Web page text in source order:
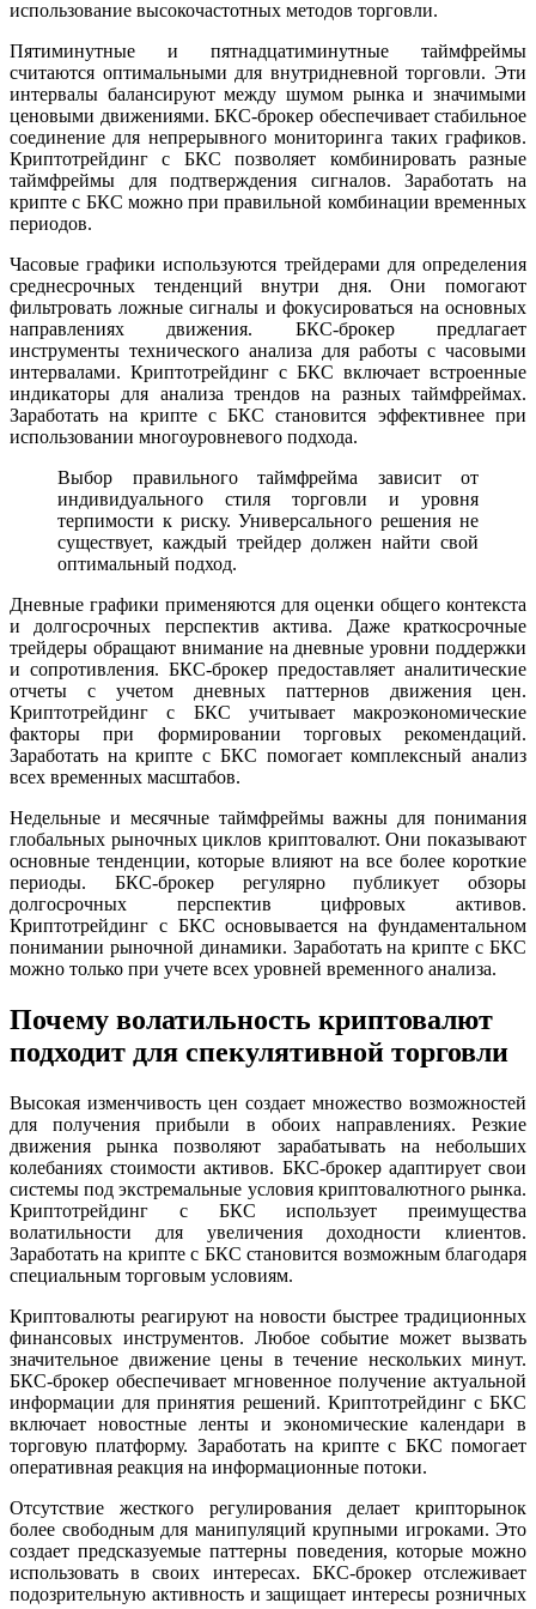
использование высокочастотных методов торговли.
Пятиминутные и пятнадцатиминутные таймфреймы
считаются оптимальными для внутридневной торговли. Эти
интервалы балансируют между шумом рынка и значимыми
ценовыми движениями. БКС-брокер обеспечивает стабильное
соединение для непрерывного мониторинга таких графиков.
Криптотрейдинг с БКС позволяет комбинировать разные
таймфреймы для подтверждения сигналов. Заработать на
крипте с БКС можно при правильной комбинации временных
периодов.
Часовые графики используются трейдерами для определения
среднесрочных тенденций внутри дня. Они помогают
фильтровать ложные сигналы и фокусироваться на основных
направлениях движения. БКС-брокер предлагает
инструменты технического анализа для работы с часовыми
интервалами. Криптотрейдинг с БКС включает встроенные
индикаторы для анализа трендов на разных таймфреймах.
Заработать на крипте с БКС становится эффективнее при
использовании многоуровневого подхода.
Выбор правильного таймфрейма зависит от
индивидуального стиля торговли и уровня
терпимости к риску. Универсального решения не
существует, каждый трейдер должен найти свой
оптимальный подход.
Дневные графики применяются для оценки общего контекста
и долгосрочных перспектив актива. Даже краткосрочные
трейдеры обращают внимание на дневные уровни поддержки
и сопротивления. БКС-брокер предоставляет аналитические
отчеты с учетом дневных паттернов движения цен.
Криптотрейдинг с БКС учитывает макроэкономические
факторы при формировании торговых рекомендаций.
Заработать на крипте с БКС помогает комплексный анализ
всех временных масштабов.
Недельные и месячные таймфреймы важны для понимания
глобальных рыночных циклов криптовалют. Они показывают
основные тенденции, которые влияют на все более короткие
периоды. БКС-брокер регулярно публикует обзоры
долгосрочных перспектив цифровых активов.
Криптотрейдинг с БКС основывается на фундаментальном
понимании рыночной динамики. Заработать на крипте с БКС
можно только при учете всех уровней временного анализа.
Почему волатильность криптовалют
подходит для спекулятивной торговли
Высокая изменчивость цен создает множество возможностей
для получения прибыли в обоих направлениях. Резкие
движения рынка позволяют зарабатывать на небольших
колебаниях стоимости активов. БКС-брокер адаптирует свои
системы под экстремальные условия криптовалютного рынка.
Криптотрейдинг с БКС использует преимущества
волатильности для увеличения доходности клиентов.
Заработать на крипте с БКС становится возможным благодаря
специальным торговым условиям.
Криптовалюты реагируют на новости быстрее традиционных
финансовых инструментов. Любое событие может вызвать
значительное движение цены в течение нескольких минут.
БКС-брокер обеспечивает мгновенное получение актуальной
информации для принятия решений. Криптотрейдинг с БКС
включает новостные ленты и экономические календари в
торговую платформу. Заработать на крипте с БКС помогает
оперативная реакция на информационные потоки.
Отсутствие жесткого регулирования делает крипторынок
более свободным для манипуляций крупными игроками. Это
создает предсказуемые паттерны поведения, которые можно
использовать в своих интересах. БКС-брокер отслеживает
подозрительную активность и защищает интересы розничных